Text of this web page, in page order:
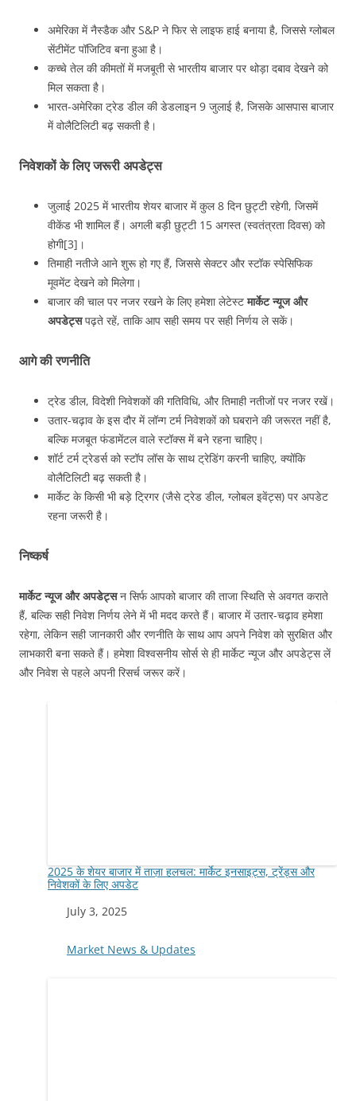
अमेरिका में नैस्डैक और S&P ने फिर से लाइफ हाई बनाया है, जिससे ग्लोबल
सेंटीमेंट पॉजिटिव बना हुआ है।
कच्चे तेल की कीमतों में मजबूती से भारतीय बाजार पर थोड़ा दबाव देखने को
मिल सकता है।
भारत-अमेरिका ट्रेड डील की डेडलाइन 9 जुलाई है, जिसके आसपास बाजार
में वोलैटिलिटी बढ़ सकती है।
निवेशकों के लिए जरूरी अपडेट्स
जुलाई 2025 में भारतीय शेयर बाजार में कुल 8 दिन छुट्टी रहेगी, जिसमें
वीकेंड भी शामिल हैं। अगली बड़ी छुट्टी 15 अगस्त (स्वतंत्रता दिवस) को
होगी[3]।
तिमाही नतीजे आने शुरू हो गए हैं, जिससे सेक्टर और स्टॉक स्पेसिफिक
मूवमेंट देखने को मिलेगा।
बाजार की चाल पर नजर रखने के लिए हमेशा लेटेस्टमार्केट न्यूज और
अपडेट्सपढ़ते रहें, ताकि आप सही समय पर सही निर्णय ले सकें।
आगे की रणनीति
ट्रेड डील, विदेशी निवेशकों की गतिविधि, और तिमाही नतीजों पर नजर रखें।
उतार-चढ़ाव के इस दौर में लॉन्ग टर्म निवेशकों को घबराने की जरूरत नहीं है,
बल्कि मजबूत फंडामेंटल वाले स्टॉक्स में बने रहना चाहिए।
शॉर्ट टर्म ट्रेडर्स को स्टॉप लॉस के साथ ट्रेडिंग करनी चाहिए, क्योंकि
वोलैटिलिटी बढ़ सकती है।
मार्केट के किसी भी बड़े ट्रिगर (जैसे ट्रेड डील, ग्लोबल इवेंट्स) पर अपडेट
रहना जरूरी है।
निष्कर्ष
मार्केट न्यूज और अपडेट्सन सिर्फ आपको बाजार की ताजा स्थिति से अवगत कराते
हैं, बल्कि सही निवेश निर्णय लेने में भी मदद करते हैं। बाजार में उतार-चढ़ाव हमेशा
रहेगा, लेकिन सही जानकारी और रणनीति के साथ आप अपने निवेश को सुरक्षित और
लाभकारी बना सकते हैं। हमेशा विश्वसनीय सोर्स से ही मार्केट न्यूज और अपडेट्स लें
और निवेश से पहले अपनी रिसर्च जरूर करें।
2025 के शेयर बाजार में ताज़ा हलचल: मार्केट इनसाइट्स, ट्रेंड्स और
निवेशकों के लिए अपडेट
Date
July 3, 2025
In relation to
Market News & Updates